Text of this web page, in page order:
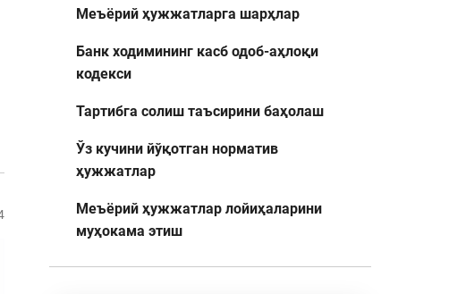
Меъёрий ҳужжатларга шарҳлар
Банк ходимининг касб одоб-аҳлоқи
кодекси
Тартибга солиш таъсирини баҳолаш
Ўз кучини йўқотган норматив
ҳужжатлар
Меъёрий ҳужжатлар лойиҳаларини
муҳокама этиш